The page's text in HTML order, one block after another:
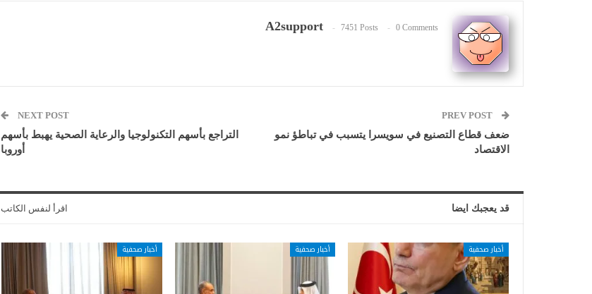
A2support 7451 Posts 0 Comments
ضعف قطاع التصنيع في سويسرا يتسبب في تباطؤ نمو
الاقتصاد
NEXT POST
التراجع بأسهم التكنولوجيا والرعاية الصحية يهبط بأسهم
أوروبا
قد يعجبك ايضا اقرأ لنفس الكاتب
أخبار صحفية أخبار صحفية أخبار صحفية